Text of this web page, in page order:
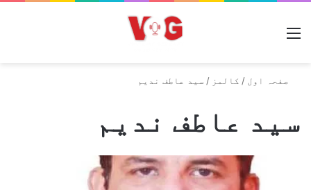
صفحہ اول / کالمز / سید عاطف ندیم
سید عاطف ندیم